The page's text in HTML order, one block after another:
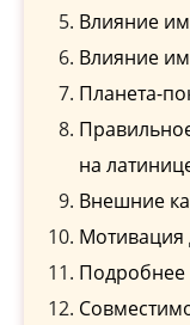
Влияние
Влияние
Планета-
на
Внешние